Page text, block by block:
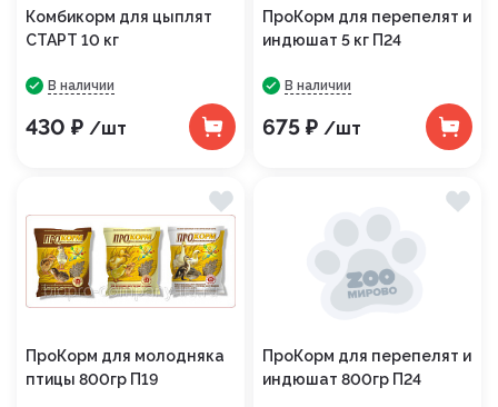
Комбикорм для цыплят
СТАРТ 10 кг
В наличии
430 ₽ /шт
ПроКорм для перепелят и
индюшат 5 кг П24
В наличии
675 ₽ /шт
ПроКорм для молодняка
птицы 800гр П19
ПроКорм для перепелят и
индюшат 800гр П24